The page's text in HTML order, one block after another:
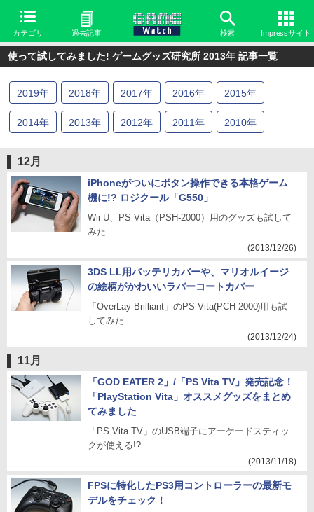
カテゴリ 過去記事 検索 Impressサイト
使って試してみました! ゲームグッズ研究所 2013年 記事一覧
2019年 2018年 2017年 2016年 2015年
2014年 2013年 2012年 2011年 2010年
12月
iPhoneがついにボタン操作できる本格ゲーム
機に!? ロジクール「G550」
Wii U、PS Vita（PSH-2000）用のグッズも試して
みた
(2013/12/26)
3DS LL用バッテリカバーや、マリオルイージ
の絵柄がかわいいラバーコートカバー
「OverLay Brilliant」のPS Vita(PCH-2000)用も試
してみた
(2013/12/24)
11月
「GOD EATER 2」/「PS Vita TV」発売記念！
「PlayStation Vita」オススメグッズをまとめ
てみました
「PS Vita TV」のUSB端子にアーケードスティッ
クが使える!?
(2013/11/18)
FPSに特化したPS3用コントローラーの最新モ
デルをチェック！